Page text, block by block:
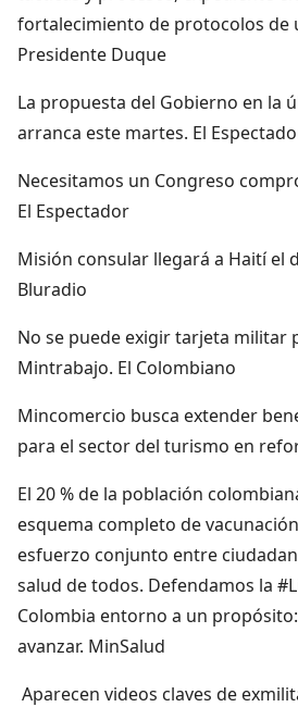
fortalecimiento de protocolos de
Presidente Duque
La propuesta del Gobierno en la
arranca este martes. El
Necesitamos un Congreso
El Espectador
Misión consular llegará a Haití el
Bluradio
No se puede exigir tarjeta militar
Mintrabajo. El Colombiano
Mincomercio busca extender
para el sector del turismo en
El 20 % de la población
esquema completo de
esfuerzo conjunto entre
salud de todos. Defendamos la
Colombia entorno a un
avanzar. MinSalud
Aparecen videos claves de